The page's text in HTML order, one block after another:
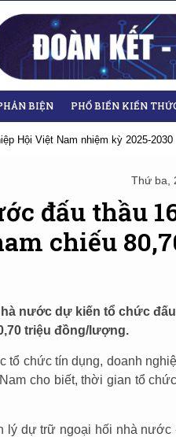
BIỆN PHỔ BIẾN KIẾN
Hội Việt Nam nhiệm kỳ 2025-2030
Thứ ba,
đấu thầu
chiếu
nước dự kiến tổ chức
triệu đồng/lượng.
tổ chức tín dụng, doanh
cho biết, thời gian tổ
lý dự trữ ngoại hối nhà nước